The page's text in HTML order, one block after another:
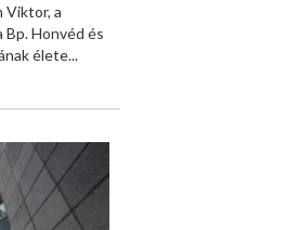
Viktor, a
Bp. Honvéd és
élete...